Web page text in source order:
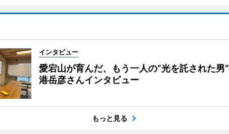
インタビュー
愛宕山が育んだ、もう一人の“光を託された男”
港岳彦さんインタビュー
もっと見る